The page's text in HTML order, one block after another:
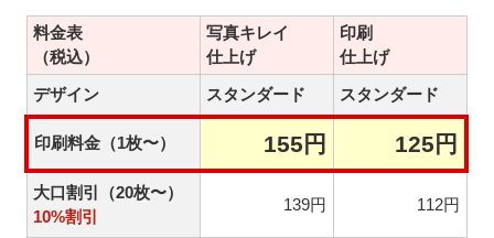
料金表
（税込）
写真キレイ
仕上げ
印刷
仕上げ
デザイン
スタンダード スタンダード
印刷料金（1枚〜） 155円 125円
大口割引（20枚〜）
10%割引
139円 112円